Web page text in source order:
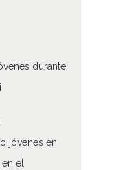
durante
jóvenes en
el